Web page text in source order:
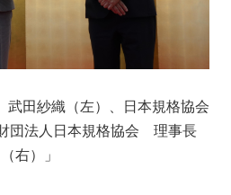
田紗織（左）、
日本規格協会
団法人日本規格協会 理事長
（右）」